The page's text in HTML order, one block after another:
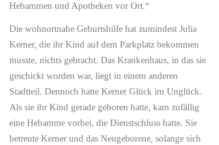
Hebammen und Apotheken vor Ort.“
Die wohnortnahe Geburtshilfe hat zumindest Julia
Kerner, die ihr Kind auf dem Parkplatz bekommen
musste, nichts gebracht. Das Krankenhaus, in das sie
geschickt worden war, liegt in einem anderen
Stadtteil. Dennoch hatte Kerner Glück im Unglück.
Als sie ihr Kind gerade geboren hatte, kam zufällig
eine Hebamme vorbei, die Dienstschluss hatte. Sie
betreute Kerner und das Neugeborene, solange sich